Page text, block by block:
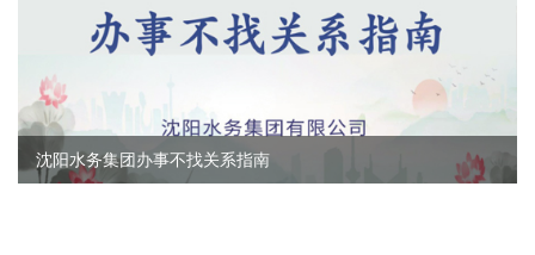
沈阳水务集团办事不找关系指南